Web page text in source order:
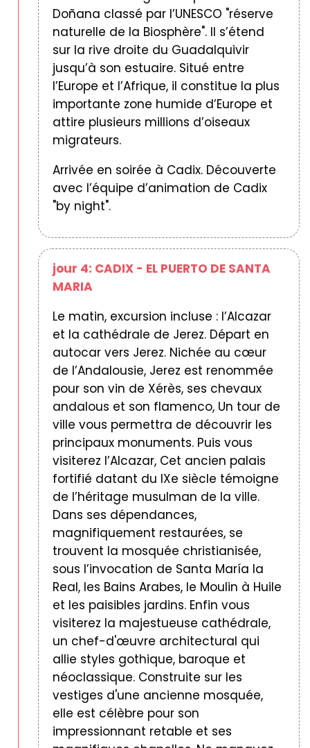
Doñana classé par l’UNESCO "réserve
naturelle de la Biosphère". Il s’étend
sur la rive droite du Guadalquivir
jusqu’à son estuaire. Situé entre
l’Europe et l’Afrique, il constitue la plus
importante zone humide d’Europe et
attire plusieurs millions d’oiseaux
migrateurs.
Arrivée en soirée à Cadix. Découverte
avec l’équipe d’animation de Cadix
"by night".
jour 4: CADIX - EL PUERTO DE SANTA
MARIA
Le matin, excursion incluse : l’Alcazar
et la cathédrale de Jerez. Départ en
autocar vers Jerez. Nichée au cœur
de l’Andalousie, Jerez est renommée
pour son vin de Xérès, ses chevaux
andalous et son flamenco, Un tour de
ville vous permettra de découvrir les
principaux monuments. Puis vous
visiterez l’Alcazar, Cet ancien palais
fortifié datant du IXe siècle témoigne
de l’héritage musulman de la ville.
Dans ses dépendances,
magnifiquement restaurées, se
trouvent la mosquée christianisée,
sous l’invocation de Santa María la
Real, les Bains Arabes, le Moulin à Huile
et les paisibles jardins. Enfin vous
visiterez la majestueuse cathédrale,
un chef-d'œuvre architectural qui
allie styles gothique, baroque et
néoclassique. Construite sur les
vestiges d'une ancienne mosquée,
elle est célèbre pour son
impressionnant retable et ses